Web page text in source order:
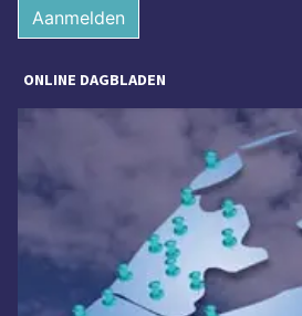
Aanmelden
ONLINE DAGBLADEN